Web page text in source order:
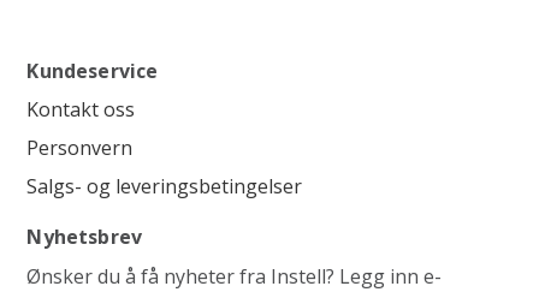
Kundeservice
Kontakt oss
Personvern
Salgs- og leveringsbetingelser
Nyhetsbrev
Ønsker du å få nyheter fra Instell? Legg inn e-